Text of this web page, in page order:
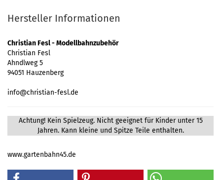
Hersteller Informationen
Christian Fesl - Modellbahnzubehör
Christian Fesl
Ahndlweg 5
94051 Hauzenberg
info@christian-fesl.de
Achtung! Kein Spielzeug. Nicht geeignet für Kinder unter 15
Jahren. Kann kleine und Spitze Teile enthalten.
www.gartenbahn45.de